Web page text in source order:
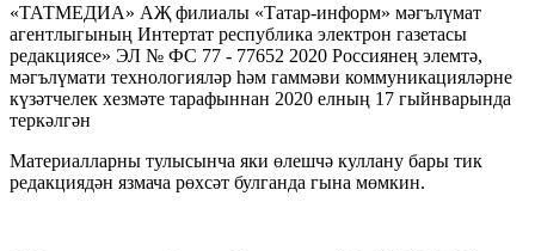
«ТАТМЕДИА» АҖ филиалы «Татар-информ» мәгълүмат
агентлыгының Интертат республика электрон газетасы
редакциясе» ЭЛ № ФС 77 - 77652 2020 Россиянең элемтә,
мәгълүмати технологияләр һәм гаммәви коммуникацияләрне
күзәтчелек хезмәте тарафыннан 2020 елның 17 гыйнварында
теркәлгән
Материалларны тулысынча яки өлешчә куллану бары тик
редакциядән язмача рөхсәт булганда гына мөмкин.